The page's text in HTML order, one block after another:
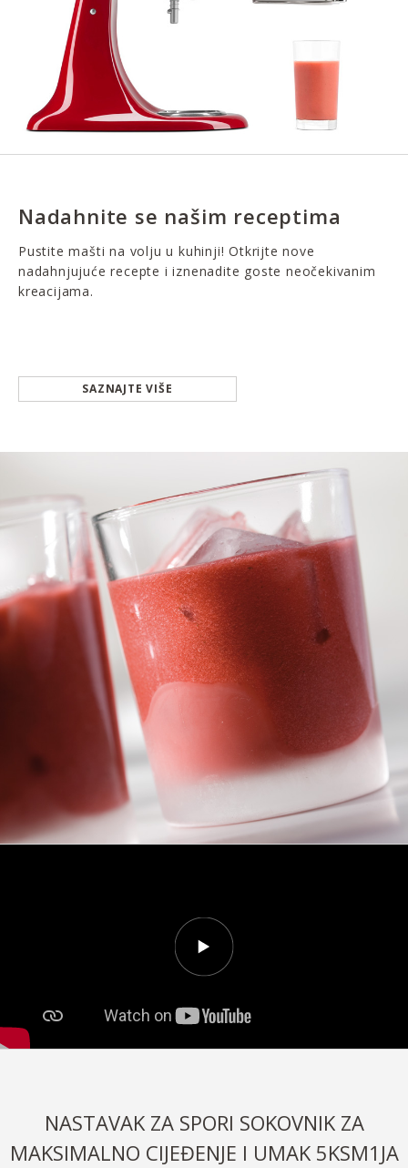
Nadahnite se našim receptima
Pustite mašti na volju u kuhinji! Otkrijte nove
nadahnjujuće recepte i iznenadite goste neočekivanim
kreacijama.
SAZNAJTE VIŠE
NASTAVAK ZA SPORI SOKOVNIK ZA
MAKSIMALNO CIJEĐENJE I UMAK 5KSM1JA